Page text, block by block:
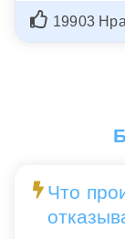
19903
Что